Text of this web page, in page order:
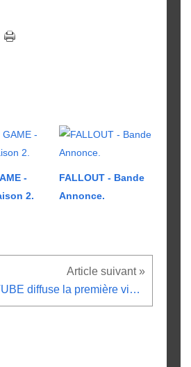
-
2.
FALLOUT - Bande
Annonce.
YOUTUBE diffuse la première vidéo 8K.